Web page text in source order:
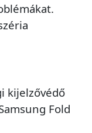
kijelzővédő
Fold